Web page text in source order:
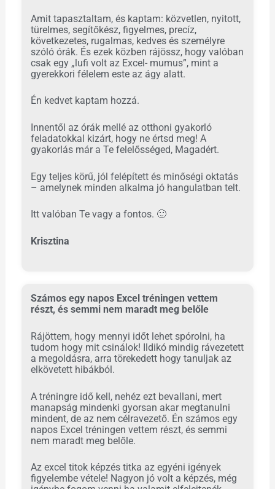
Amit tapasztaltam, és kaptam: közvetlen, nyitott,
türelmes, segítőkész, figyelmes, precíz,
következetes, rugalmas, kedves és személyre
szóló órák. És ezek közben rájössz, hogy valóban
csak egy „lufi volt az Excel- mumus”, mint a
gyerekkori félelem este az ágy alatt.
Én kedvet kaptam hozzá.
Innentől az órák mellé az otthoni gyakorló
feladatokkal kizárt, hogy ne értsd meg! A
gyakorlás már a Te felelősséged, Magadért.
Egy teljes körű, jól felépített és minőségi oktatás
– amelynek minden alkalma jó hangulatban telt.
Itt valóban Te vagy a fontos. 🙂
Krisztina
Számos egy napos Excel tréningen vettem
részt, és semmi nem maradt meg belőle
Rájöttem, hogy mennyi időt lehet spórolni, ha
tudom hogy mit csinálok! Ildikó mindig rávezetett
a megoldásra, arra törekedett hogy tanuljak az
elkövetett hibákból.
A tréningre idő kell, nehéz ezt bevallani, mert
manapság mindenki gyorsan akar megtanulni
mindent, de az nem célravezető. Én számos egy
napos Excel tréningen vettem részt, és semmi
nem maradt meg belőle.
Az excel titok képzés titka az egyéni igények
figyelembe vétele! Nagyon jó volt a képzés, még